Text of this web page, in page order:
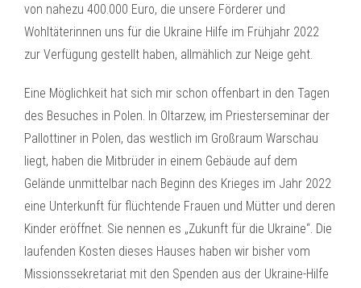
von nahezu 400.000 Euro, die unsere Förderer und
Wohltäterinnen uns für die Ukraine Hilfe im Frühjahr 2022
zur Verfügung gestellt haben, allmählich zur Neige geht.
Eine Möglichkeit hat sich mir schon offenbart in den Tagen
des Besuches in Polen. In Oltarzew, im Priesterseminar der
Pallottiner in Polen, das westlich im Großraum Warschau
liegt, haben die Mitbrüder in einem Gebäude auf dem
Gelände unmittelbar nach Beginn des Krieges im Jahr 2022
eine Unterkunft für flüchtende Frauen und Mütter und deren
Kinder eröffnet. Sie nennen es „Zukunft für die Ukraine“. Die
laufenden Kosten dieses Hauses haben wir bisher vom
Missionssekretariat mit den Spenden aus der Ukraine-Hilfe